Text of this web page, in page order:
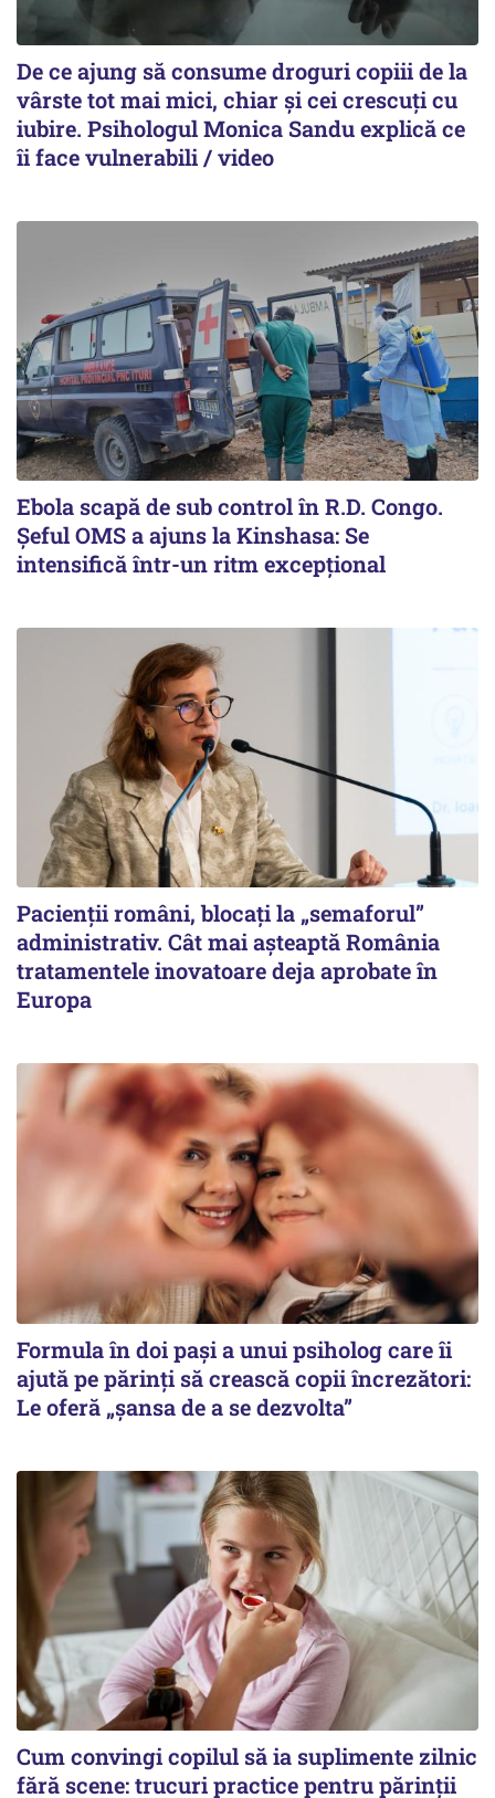
De ce ajung să consume droguri copiii de la
vârste tot mai mici, chiar și cei crescuți cu
iubire. Psihologul Monica Sandu explică ce
îi face vulnerabili / video
Ebola scapă de sub control în R.D. Congo.
Șeful OMS a ajuns la Kinshasa: Se
intensifică într-un ritm excepţional
Pacienții români, blocați la „semaforul”
administrativ. Cât mai așteaptă România
tratamentele inovatoare deja aprobate în
Europa
Formula în doi pași a unui psiholog care îi
ajută pe părinți să crească copii încrezători:
Le oferă „șansa de a se dezvolta”
Cum convingi copilul să ia suplimente zilnic
fără scene: trucuri practice pentru părinții